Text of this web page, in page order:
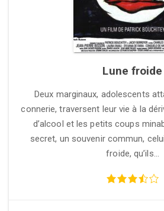
Lune froide
Deux marginaux, adolescents
connerie, traversent leur vie à la
d’alcool et les petits coups
secret, un souvenir commun,
froide, qu’ils…